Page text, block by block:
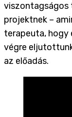
viszontagságos
projektnek –
terapeuta, hogy
végre
az előadás.